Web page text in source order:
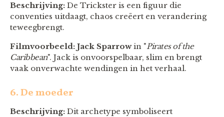
Beschrijving: De Trickster is een figuur die
conventies uitdaagt, chaos creëert en verandering
teweegbrengt.
Filmvoorbeeld: Jack Sparrowin "Pirates of the
Caribbean". Jack is onvoorspelbaar, slim en brengt
vaak onverwachte wendingen in het verhaal.
6. De moeder
Beschrijving: Dit archetype symboliseert